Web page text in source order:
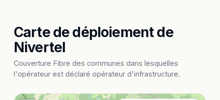
Carte de déploiement de
Nivertel
Couverture Fibre des communes dans lesquelles
l'opérateur est déclaré opérateur d'infrastructure.